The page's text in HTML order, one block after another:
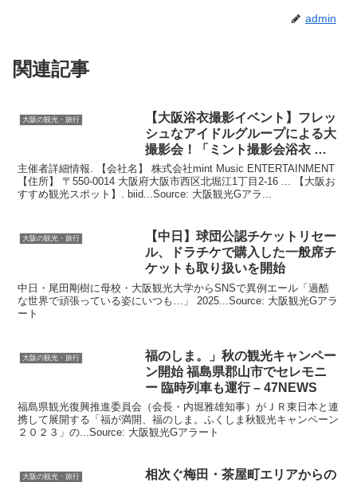
admin
関連記事
大阪の観光・旅行 【大阪浴衣撮影イベント】フレッ
シュなアイドルグループによる大
撮影会！「ミント撮影会浴衣 …
主催者詳細情報. 【会社名】 株式会社mint Music ENTERTAINMENT
【住所】 〒550-0014 大阪府大阪市西区北堀江1丁目2-16 ... 【大阪お
すすめ観光スポット】. biid...Source: 大阪観光Gアラ...
大阪の観光・旅行
【中日】球団公認チケットリセー
ル、ドラチケで購入した一般席チ
ケットも取り扱いを開始
中日・尾田剛樹に母校・大阪観光大学からSNSで異例エール「過酷
な世界で頑張っている姿にいつも…」 2025...Source: 大阪観光Gアラ
ート
大阪の観光・旅行 福のしま。」秋の観光キャンペー
ン開始 福島県郡山市でセレモニ
ー 臨時列車も運行 – 47NEWS
福島県観光復興推進委員会（会長・内堀雅雄知事）がＪＲ東日本と連
携して展開する「福が満開、福のしま。ふくしま秋観光キャンペーン
２０２３」の...Source: 大阪観光Gアラート
大阪の観光・旅行
相次ぐ梅田・茶屋町エリアからの